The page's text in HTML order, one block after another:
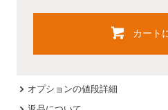
カート
オプションの値段詳細